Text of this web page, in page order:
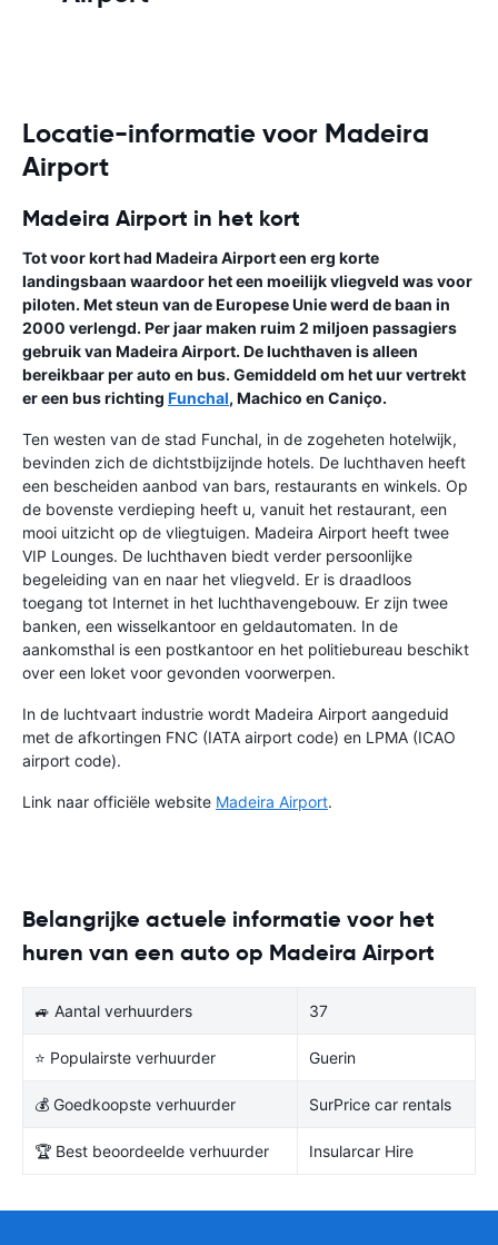
Locatie-informatie voor Madeira
Airport
Madeira Airport in het kort
Tot voor kort had Madeira Airport een erg korte
landingsbaan waardoor het een moeilijk vliegveld was voor
piloten. Met steun van de Europese Unie werd de baan in
2000 verlengd. Per jaar maken ruim 2 miljoen passagiers
gebruik van Madeira Airport. De luchthaven is alleen
bereikbaar per auto en bus. Gemiddeld om het uur vertrekt
er een bus richting Funchal, Machico en Caniço.
Ten westen van de stad Funchal, in de zogeheten hotelwijk,
bevinden zich de dichtstbijzijnde hotels. De luchthaven heeft
een bescheiden aanbod van bars, restaurants en winkels. Op
de bovenste verdieping heeft u, vanuit het restaurant, een
mooi uitzicht op de vliegtuigen. Madeira Airport heeft twee
VIP Lounges. De luchthaven biedt verder persoonlijke
begeleiding van en naar het vliegveld. Er is draadloos
toegang tot Internet in het luchthavengebouw. Er zijn twee
banken, een wisselkantoor en geldautomaten. In de
aankomsthal is een postkantoor en het politiebureau beschikt
over een loket voor gevonden voorwerpen.
In de luchtvaart industrie wordt Madeira Airport aangeduid
met de afkortingen FNC (IATA airport code) en LPMA (ICAO
airport code).
Link naar officiële website Madeira Airport.
Belangrijke actuele informatie voor het
huren van een auto op Madeira Airport
🚙 Aantal verhuurders 37
⭐ Populairste verhuurder Guerin
💰 Goedkoopste verhuurder SurPrice car rentals
🏆 Best beoordeelde verhuurder Insularcar Hire